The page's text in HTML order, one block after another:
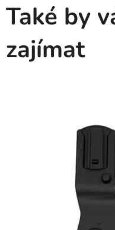
Také by
zajímat